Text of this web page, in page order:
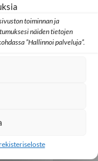
toiminnan ja
näiden tietojen
”Hallinnoi palveluja”.